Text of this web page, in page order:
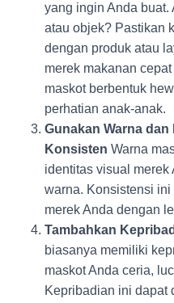
yang ingin Anda buat.
atau objek? Pastikan
dengan produk atau
merek makanan
maskot berbentuk
perhatian anak-anak.
Gunakan Warna
Konsisten Warna
identitas visual merek
warna. Konsistensi
merek Anda dengan
Tambahkan
biasanya memiliki
maskot Anda ceria,
Kepribadian ini dapat